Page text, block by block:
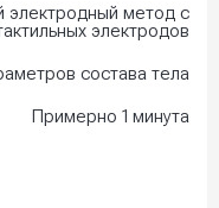
метод с
электродов
состава тела
Примерно 1 минута